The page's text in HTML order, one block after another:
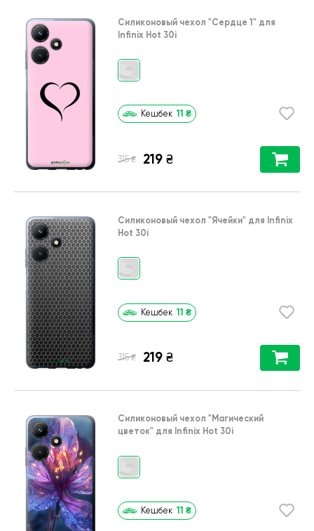
Силиконовый чехол "Сердце 1" для
Infinix Hot 30i
Кешбек 11 ₴
315 ₴ 219 ₴
Силиконовый чехол "Ячейки" для Infinix
Hot 30i
Кешбек 11 ₴
315 ₴ 219 ₴
Силиконовый чехол "Магический
цветок" для Infinix Hot 30i
Кешбек 11 ₴